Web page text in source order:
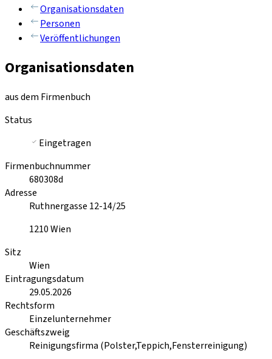
Organisationsdaten
Personen
Veröffentlichungen
Organisationsdaten
aus dem Firmenbuch
Status
Eingetragen
Firmenbuchnummer
680308d
Adresse
Ruthnergasse 12-14/25
1210Wien
Sitz
Wien
Eintragungsdatum
29.05.2026
Rechtsform
Einzelunternehmer
Geschäftszweig
Reinigungsfirma (Polster,Teppich,Fensterreinigung)